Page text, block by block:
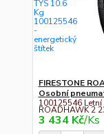
FIRESTONE
Osobní
100125546
ROADHAWK 2
3 434 Kč/Ks